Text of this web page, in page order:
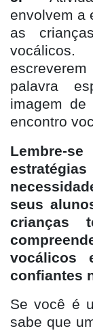
envolvem a
as
palavra
imagem
encontro
Lembre-
seus
crianças
vocálicos
confiantes
Se você é
sabe que